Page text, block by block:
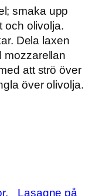
smaka upp
och olivolja.
Dela laxen
mozzarellan
att strö över
över olivolja.
Lasagne på